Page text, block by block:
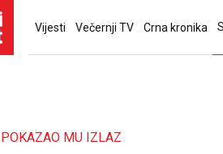
Vijesti Večernji TV Crna kronika
POKAZAO MU IZLAZ